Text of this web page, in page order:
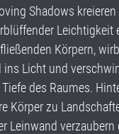
Shadows
Leichtigkeit
Körpern,
Licht und
des Raumes.
Körper zu
Leinwand